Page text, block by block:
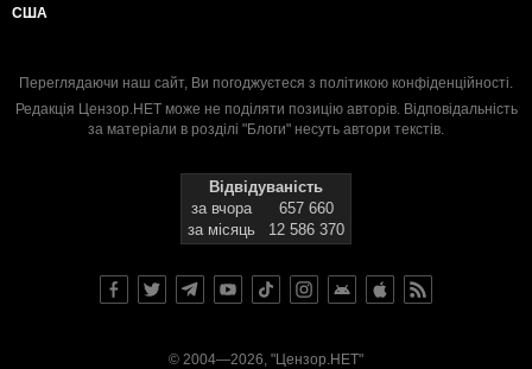
США
Переглядаючи наш сайт, Ви погоджуєтеся з політикою конфіденційності.
Редакція Цензор.НЕТ може не поділяти позицію авторів. Відповідальність
за матеріали в розділі "Блоги" несуть автори текстів.
Відвідуваність
за вчора
657 660
за місяць
12 586 370
© 2004—2026, "Цензор.НЕТ"